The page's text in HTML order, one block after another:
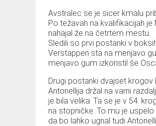
Avstralec se je sicer kmalu
Po težavah na kvalifikacijah
nahajal že na četrtem mestu.
Sledili so prvi postanki v
Verstappen sta na menjavo
menjavo gum izkoristil še
Drugi postanki dvajset
Antonellija držal na varni
je bila velika. Ta se je v 54.
na stopničke. To mu je
da bo lahko ugnal tudi